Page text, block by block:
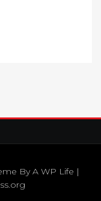
ByA WP Life |